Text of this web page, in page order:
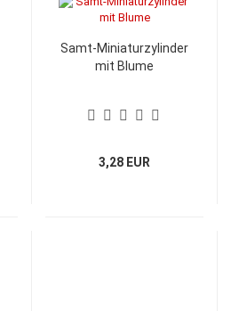
Samt-Miniaturzylinder
mit Blume
3,28 EUR